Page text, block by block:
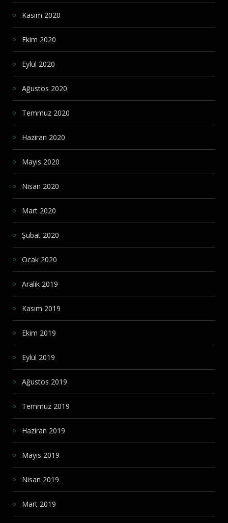
Kasım 2020
Ekim 2020
Eylül 2020
Ağustos 2020
Temmuz 2020
Haziran 2020
Mayıs 2020
Nisan 2020
Mart 2020
Şubat 2020
Ocak 2020
Aralık 2019
Kasım 2019
Ekim 2019
Eylül 2019
Ağustos 2019
Temmuz 2019
Haziran 2019
Mayıs 2019
Nisan 2019
Mart 2019